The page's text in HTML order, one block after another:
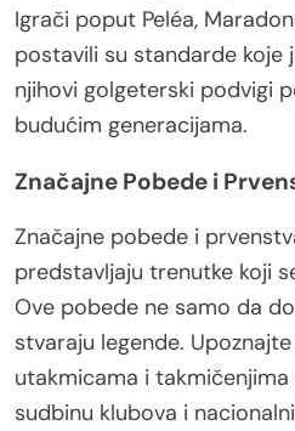
Igrači poput Peléa,
postavili su standarde koje
njihovi golgeterski podvigi
budućim generacijama.
Značajne Pobede i
Značajne pobede i
predstavljaju trenutke koji
Ove pobede ne samo da
stvaraju legende.
utakmicama i
sudbinu klubova i